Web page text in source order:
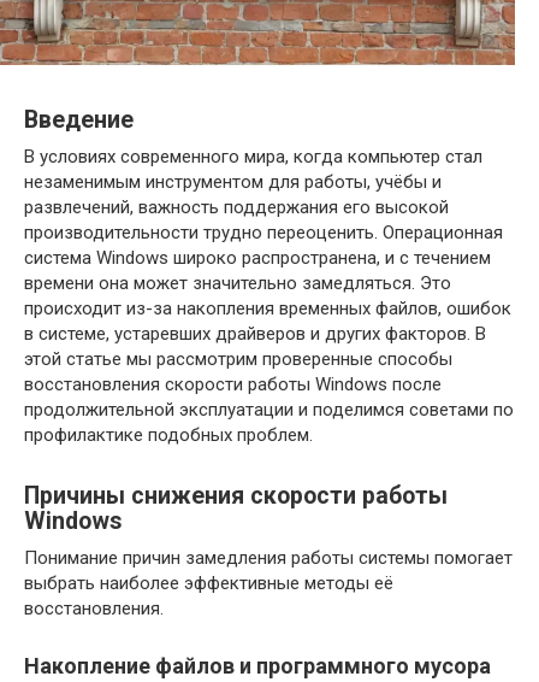
Введение
В условиях современного мира, когда компьютер стал
незаменимым инструментом для работы, учёбы и
развлечений, важность поддержания его высокой
производительности трудно переоценить. Операционная
система Windows широко распространена, и с течением
времени она может значительно замедляться. Это
происходит из-за накопления временных файлов, ошибок
в системе, устаревших драйверов и других факторов. В
этой статье мы рассмотрим проверенные способы
восстановления скорости работы Windows после
продолжительной эксплуатации и поделимся советами по
профилактике подобных проблем.
Причины снижения скорости работы
Windows
Понимание причин замедления работы системы помогает
выбрать наиболее эффективные методы её
восстановления.
Накопление файлов и программного мусора